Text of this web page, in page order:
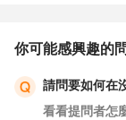
你可能感興趣的
請問要如何在
看看提問者怎